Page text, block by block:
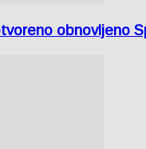
obnovljeno